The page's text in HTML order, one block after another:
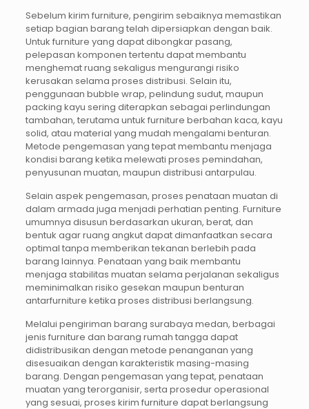
Sebelum kirim furniture, pengirim sebaiknya memastikan
setiap bagian barang telah dipersiapkan dengan baik.
Untuk furniture yang dapat dibongkar pasang,
pelepasan komponen tertentu dapat membantu
menghemat ruang sekaligus mengurangi risiko
kerusakan selama proses distribusi. Selain itu,
penggunaan bubble wrap, pelindung sudut, maupun
packing kayu sering diterapkan sebagai perlindungan
tambahan, terutama untuk furniture berbahan kaca, kayu
solid, atau material yang mudah mengalami benturan.
Metode pengemasan yang tepat membantu menjaga
kondisi barang ketika melewati proses pemindahan,
penyusunan muatan, maupun distribusi antarpulau.
Selain aspek pengemasan, proses penataan muatan di
dalam armada juga menjadi perhatian penting. Furniture
umumnya disusun berdasarkan ukuran, berat, dan
bentuk agar ruang angkut dapat dimanfaatkan secara
optimal tanpa memberikan tekanan berlebih pada
barang lainnya. Penataan yang baik membantu
menjaga stabilitas muatan selama perjalanan sekaligus
meminimalkan risiko gesekan maupun benturan
antarfurniture ketika proses distribusi berlangsung.
Melalui pengiriman barang surabaya medan, berbagai
jenis furniture dan barang rumah tangga dapat
didistribusikan dengan metode penanganan yang
disesuaikan dengan karakteristik masing-masing
barang. Dengan pengemasan yang tepat, penataan
muatan yang terorganisir, serta prosedur operasional
yang sesuai, proses kirim furniture dapat berlangsung